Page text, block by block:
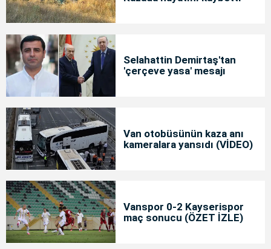
Selahattin Demirtaş'tan
'çerçeve yasa' mesajı
Van otobüsünün kaza anı
kameralara yansıdı (VİDEO)
Vanspor 0-2 Kayserispor
maç sonucu (ÖZET İZLE)